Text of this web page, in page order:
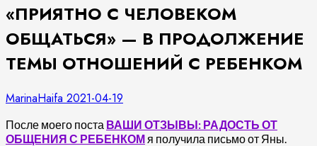
«ПРИЯТНО С ЧЕЛОВЕКОМ
ОБЩАТЬСЯ» — В ПРОДОЛЖЕНИЕ
ТЕМЫ ОТНОШЕНИЙ С РЕБЕНКОМ
MarinaHaifa 2021-04-19
После моего поста ВАШИ ОТЗЫВЫ: РАДОСТЬ ОТ
ОБЩЕНИЯ С РЕБЕНКОМ я получила письмо от Яны.